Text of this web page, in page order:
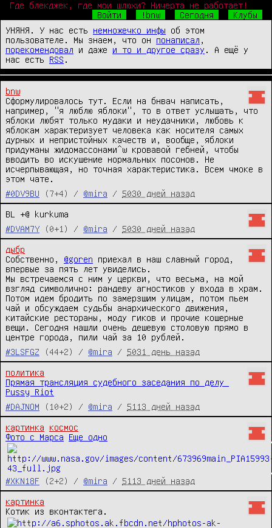
Где блекджек, где мои шлюхи? Ничерта не работает!
Войти
!bnw Сегодня
Клубы
УНЯНЯ. У нас есть немножечко инфы об этом
пользователе. Мы знаем, что он понаписал
порекомендовал и даже и то и другое сразу . А ещё у
нас есть RSS
bnw
Сформулировалось тут. Если на бнвач написать,
например, "я люблю яблоки", то в ответ услышать, что
яблоки любят только мудаки и неудачники, любовь к
яблокам характеризует человека как носителя самых
дурных и непристойных качеств и, вообще, яблоки
придуманы жидомассонами^w кровавой гебней, чтобы
вводить во искушение нормальных посонов. Не
исчерпывающая, но точная характеристика. Всем чмоке в
этом чате.
#0DV9BU
(7+4) / @mira / 5030 дней назад
BL +@ kurkuma
#DVAM7Y
(0+1) / @mira / 5030 дней назад
дыбр
Собственно, @goren приехал в наш славный город,
впервые за пять лет увиделись.
Мы встречаемся с ним у церкви, что весьма, на мой
взгляд символично: рандеву агностиков у входа в храм.
Потом идем бродить по замерзшим улицам, потом пьем
чай и обсуждаем судьбы анархического движения,
китайские рестораны, моду гиков и прочие кошерные
вещи. Сегодня нашли очень дешевую столовую прямо в
центре города, пили чай за 10 рублей.
#3LSFGZ
(44+2) / @mira / 5031 день назад
политика
Прямая трансляция судебного заседания по делу
Pussy Riot
#DAJNOM
(10+2) / @mira / 5113 дней назад
картинка
космос
Фото с Марса
Еще одно
#XKN18F (2+2) / @mira / 5113 дней назад
картинка